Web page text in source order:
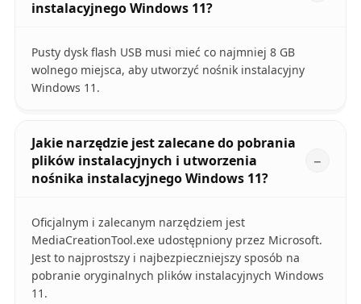
instalacyjnego Windows 11?
Pusty dysk flash USB musi mieć co najmniej 8 GB
wolnego miejsca, aby utworzyć nośnik instalacyjny
Windows 11.
Jakie narzędzie jest zalecane do pobrania
plików instalacyjnych i utworzenia
nośnika instalacyjnego Windows 11?
Oficjalnym i zalecanym narzędziem jest
MediaCreationTool.exe udostępniony przez Microsoft.
Jest to najprostszy i najbezpieczniejszy sposób na
pobranie oryginalnych plików instalacyjnych Windows
11.